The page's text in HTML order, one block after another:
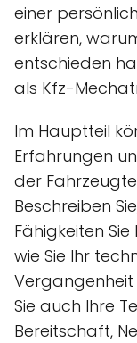
einer
erklären,
entschieden
als Kfz-
Im Hauptteil
Erfahrungen
der
Beschreiben
Fähigkeiten
wie Sie Ihr
Sie auch Ihre
Bereitschaft,